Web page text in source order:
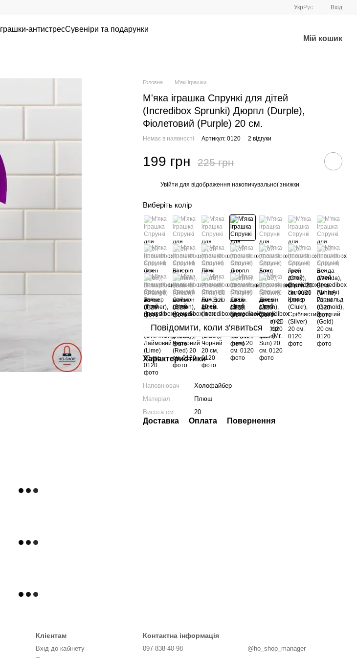
Укр Рус Вхід
Іграшки-антистресСувеніри та подарунки
Мій кошик
Головна М'які іграшки
М'яка іграшка Спрункі для дітей
(Incredibox Sprunki) Дюрпл (Durple),
Фіолетовий (Purple) 20 см.
Немає в наявності Артикул: 0120 2 відгуки
199 грн 225 грн
Увійти для відображення накопичувальної знижки
Виберіть колір
Повідомити, коли з'явиться
Характеристики
Наповнювач
Холофайбер
Матеріал
Плюш
Висота см.
20
Доставка Оплата Повернення
Клієнтам
Вхід до кабінету
Контактна інформація
097 838-40-98 @ho_shop_manager